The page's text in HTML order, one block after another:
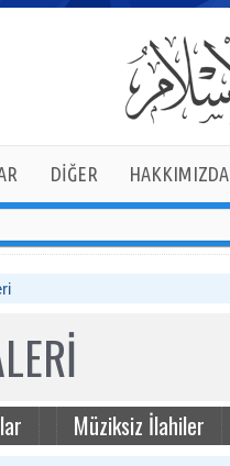
DİĞER HAKKIMIZDA
Müziksiz İlahiler